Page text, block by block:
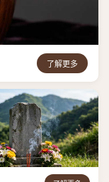
了解更多